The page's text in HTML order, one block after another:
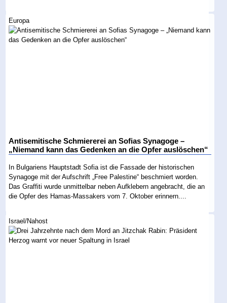
Europa
Antisemitische Schmiererei an Sofias Synagoge –
„Niemand kann das Gedenken an die Opfer auslöschen“
In Bulgariens Hauptstadt Sofia ist die Fassade der historischen
Synagoge mit der Aufschrift „Free Palestine“ beschmiert worden.
Das Graffiti wurde unmittelbar neben Aufklebern angebracht, die an
die Opfer des Hamas-Massakers vom 7. Oktober erinnern....
Israel/Nahost